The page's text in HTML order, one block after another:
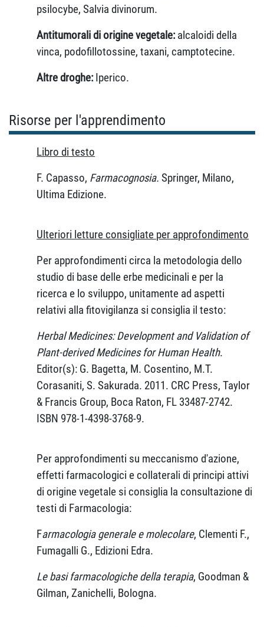
psilocybe, Salvia divinorum.
Antitumorali di origine vegetale:alcaloidi della
vinca, podofillotossine, taxani, camptotecine.
Altre droghe: Iperico.
Risorse per l'apprendimento
Libro di testo
F. Capasso, Farmacognosia. Springer, Milano,
Ultima Edizione.
Ulteriori letture consigliate per approfondimento
Per approfondimenti circa la metodologia dello
studio di base delle erbe medicinali e per la
ricerca e lo sviluppo, unitamente ad aspetti
relativi alla fitovigilanza si consiglia il testo:
Herbal Medicines: Development and Validation of
Plant-derived Medicines for Human Health.
Editor(s): G. Bagetta, M. Cosentino, M.T.
Corasaniti, S. Sakurada. 2011. CRC Press, Taylor
& Francis Group, Boca Raton, FL 33487-2742.
ISBN 978-1-4398-3768-9.
Per approfondimenti su meccanismo d'azione,
effetti farmacologici e collaterali di principi attivi
di origine vegetale si consiglia la consultazione di
testi di Farmacologia:
Farmacologia generale e molecolare, Clementi F.,
Fumagalli G., Edizioni Edra.
Le basi farmacologiche della terapia, Goodman &
Gilman, Zanichelli, Bologna.